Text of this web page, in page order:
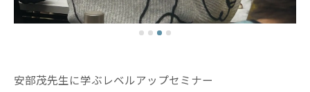
安部茂先生に学ぶレベルアップセミナー